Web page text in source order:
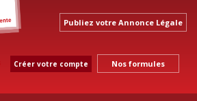
Publiez votre Annonce Légale
Créer votre compte Nos formules